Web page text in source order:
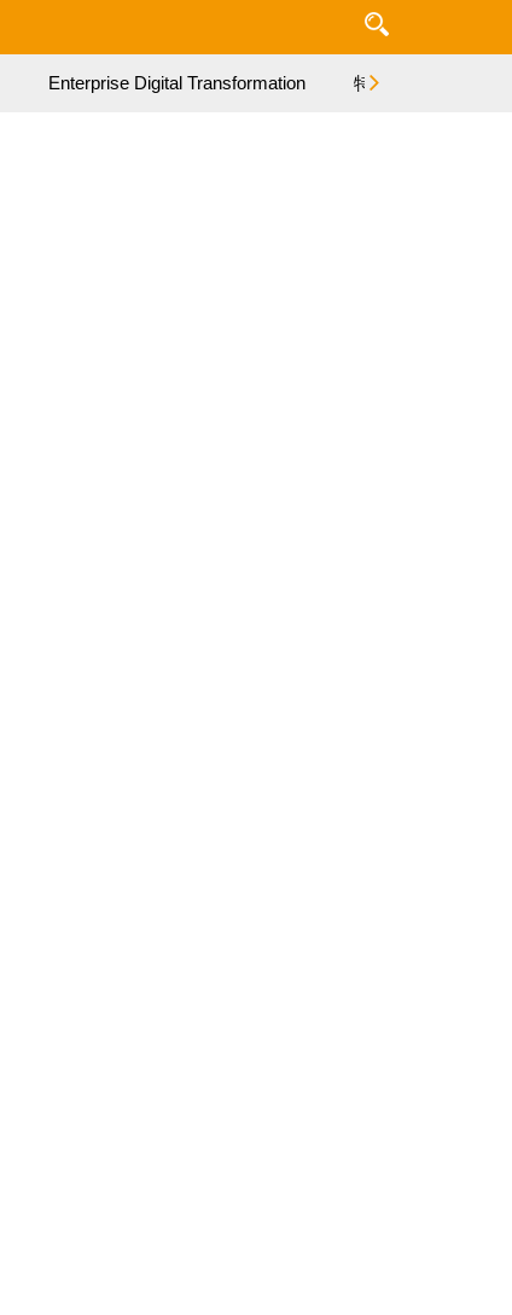
Enterprise Digital Transformation 特集